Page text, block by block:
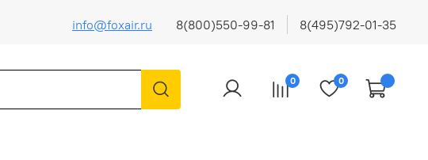
info@foxair.ru 8(800)550-99-81 8(495)792-01-35
0 0